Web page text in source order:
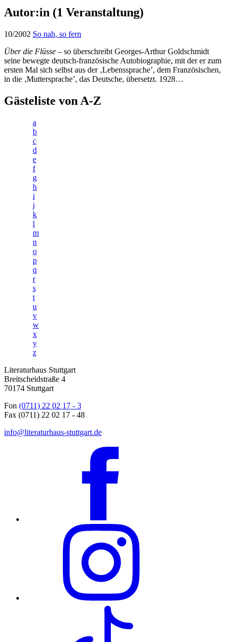
Autor:in (1 Veranstaltung)
10/2002 So nah, so fern
Über die Flüsse – so überschreibt Georges-Arthur Goldschmidt
seine bewegte deutsch-französische Autobiographie, mit der er zum
ersten Mal sich selbst aus der ‚Lebenssprache’, dem Französischen,
in die ‚Muttersprache’, das Deutsche, übersetzt. 1928…
Gästeliste von A-Z
a
b
c
d
e
f
g
h
i
j
k
l
m
n
o
p
q
r
s
t
u
v
w
x
y
z
Literaturhaus Stuttgart
Breitscheidstraße 4
70174 Stuttgart
Fon (0711) 22 02 17 - 3
Fax (0711) 22 02 17 - 48
info@literaturhaus-stuttgart.de